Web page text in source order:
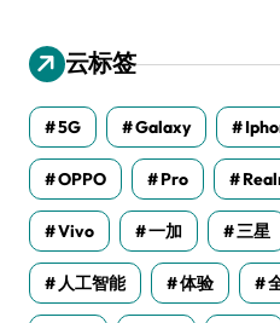
云标签
5G Galaxy
OPPO Pro
Vivo 一加 三星
人工智能 体验